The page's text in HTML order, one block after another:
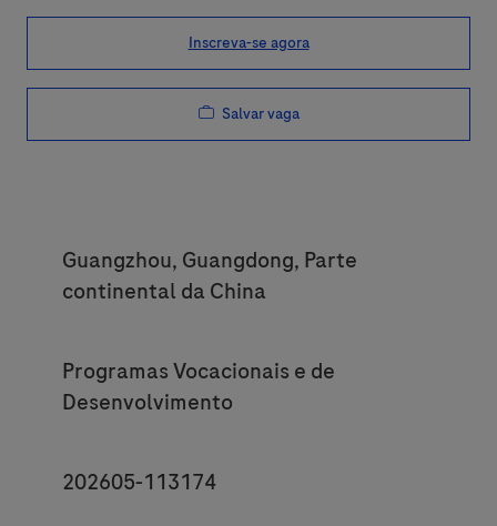
Inscreva-se agora
Salvar vaga
Location
Guangzhou, Guangdong, Parte
continental da China
Category
Programas Vocacionais e de
Desenvolvimento
JobId
202605-113174